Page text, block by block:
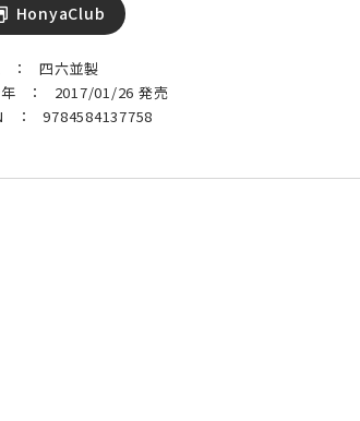
HonyaClub
： 四六並製
年 ： 2017/01/26 発売
： 9784584137758